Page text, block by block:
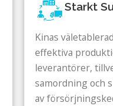
Starkt
Kinas
effektiva
leverantörer,
samordning och
av